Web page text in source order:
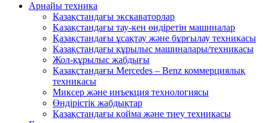
Арнайы техника
Қазақстандағы экскаваторлар
Қазақстандағы тау-кен өндіретін машиналар
Қазақстандағы ұсақтау және бұрғылау техникасы
Қазақстандағы құрылыс машиналары/техникасы
Жол-құрылыс жабдығы
Қазақстандағы Mercedes – Benz коммерциялық
техникасы
Миксер және инъекция технологиясы
Өндірістік жабдықтар
Қазақстандағы қойма және тиеу техникасы